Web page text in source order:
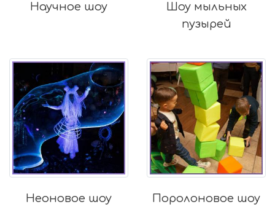
Научное шоу
Шоу мыльных
пузырей
Неоновое шоу
Поролоновое шоу